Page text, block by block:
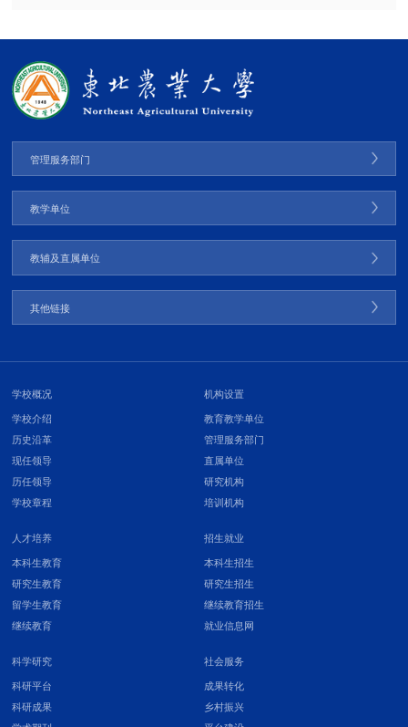
管理服务部门
教学单位
教辅及直属单位
其他链接
学校概况
学校介绍
历史沿革
现任领导
历任领导
学校章程
机构设置
教育教学单位
管理服务部门
直属单位
研究机构
培训机构
人才培养
本科生教育
研究生教育
留学生教育
继续教育
招生就业
本科生招生
研究生招生
继续教育招生
就业信息网
科学研究
科研平台
科研成果
社会服务
成果转化
乡村振兴